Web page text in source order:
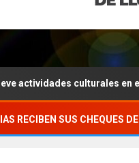
culturales en el marco
RECIBEN SUS CHEQUES